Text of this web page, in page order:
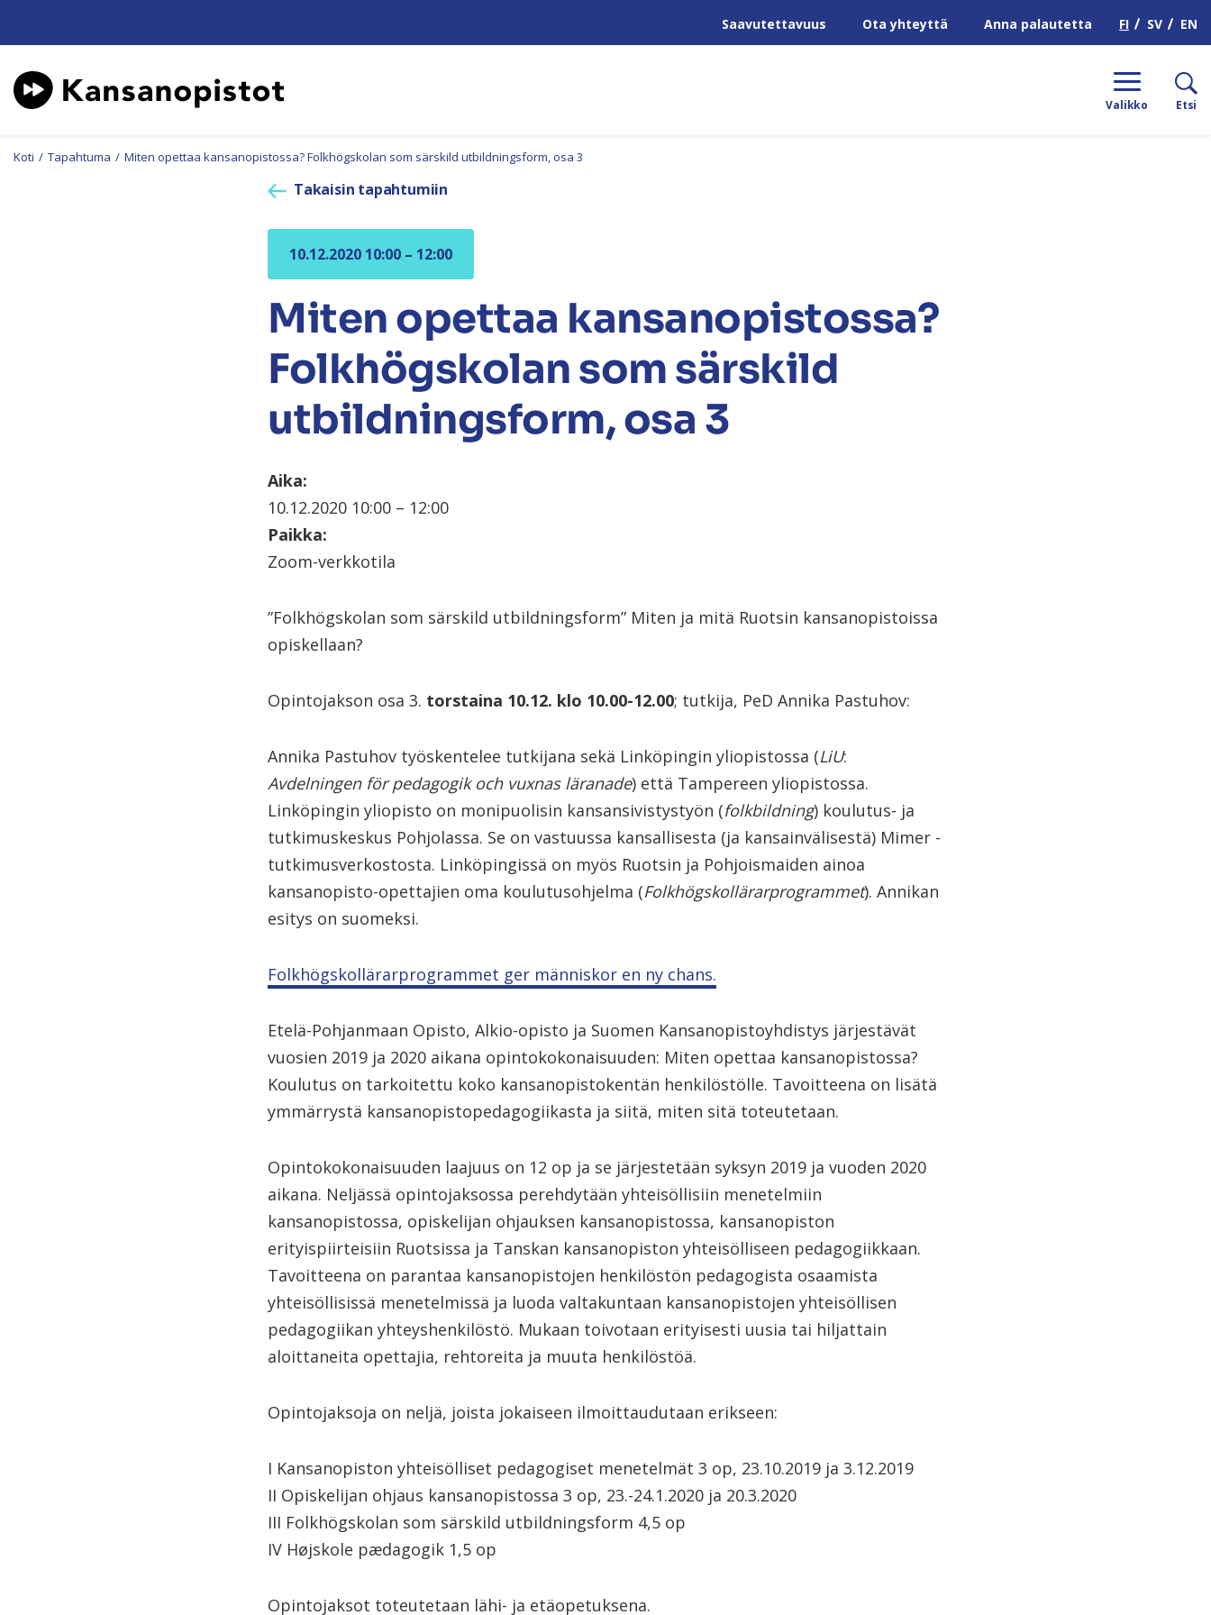
Saavutettavuus Ota yhteyttä Anna palautetta FI SV EN
Valikko Etsi
Koti / Tapahtuma / Miten opettaa kansanopistossa? Folkhögskolan som särskild utbildningsform, osa 3
Takaisin tapahtumiin
10.12.2020 10:00 – 12:00
Miten opettaa kansanopistossa?
Folkhögskolan som särskild
utbildningsform, osa 3
Aika:
10.12.2020 10:00 – 12:00
Paikka:
Zoom-verkkotila
”Folkhögskolan som särskild utbildningsform” Miten ja mitä Ruotsin kansanopistoissa
opiskellaan?
Opintojakson osa 3. torstaina 10.12. klo 10.00-12.00; tutkija, PeD Annika Pastuhov:
Annika Pastuhov työskentelee tutkijana sekä Linköpingin yliopistossa (LiU:
Avdelningen för pedagogik och vuxnas läranade) että Tampereen yliopistossa.
Linköpingin yliopisto on monipuolisin kansansivistystyön (folkbildning) koulutus- ja
tutkimuskeskus Pohjolassa. Se on vastuussa kansallisesta (ja kansainvälisestä) Mimer -
tutkimusverkostosta. Linköpingissä on myös Ruotsin ja Pohjoismaiden ainoa
kansanopisto-opettajien oma koulutusohjelma (Folkhögskollärarprogrammet). Annikan
esitys on suomeksi.
Folkhögskollärarprogrammet ger människor en ny chans.
Etelä-Pohjanmaan Opisto, Alkio-opisto ja Suomen Kansanopistoyhdistys järjestävät
vuosien 2019 ja 2020 aikana opintokokonaisuuden: Miten opettaa kansanopistossa?
Koulutus on tarkoitettu koko kansanopistokentän henkilöstölle. Tavoitteena on lisätä
ymmärrystä kansanopistopedagogiikasta ja siitä, miten sitä toteutetaan.
Opintokokonaisuuden laajuus on 12 op ja se järjestetään syksyn 2019 ja vuoden 2020
aikana. Neljässä opintojaksossa perehdytään yhteisöllisiin menetelmiin
kansanopistossa, opiskelijan ohjauksen kansanopistossa, kansanopiston
erityispiirteisiin Ruotsissa ja Tanskan kansanopiston yhteisölliseen pedagogiikkaan.
Tavoitteena on parantaa kansanopistojen henkilöstön pedagogista osaamista
yhteisöllisissä menetelmissä ja luoda valtakuntaan kansanopistojen yhteisöllisen
pedagogiikan yhteyshenkilöstö. Mukaan toivotaan erityisesti uusia tai hiljattain
aloittaneita opettajia, rehtoreita ja muuta henkilöstöä.
Opintojaksoja on neljä, joista jokaiseen ilmoittaudutaan erikseen:
I Kansanopiston yhteisölliset pedagogiset menetelmät 3 op, 23.10.2019 ja 3.12.2019
II Opiskelijan ohjaus kansanopistossa 3 op, 23.-24.1.2020 ja 20.3.2020
III Folkhögskolan som särskild utbildningsform 4,5 op
IV Højskole pædagogik 1,5 op
Opintojaksot toteutetaan lähi- ja etäopetuksena.